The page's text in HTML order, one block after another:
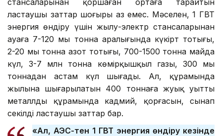
ластаушы заттар шоғыры аз емес. Мәселен, 1 ГВТ
энергия өндіру үшін жылу-электр стансаларынан
ауаға 7-120 мың тонна аралығында күкірт тотығы,
2-20 мың тонна азот тотығы, 700-1500 тонна майда
күл, 3-7 млн тонна көмірқышқыл газы, 300 мың
тоннадан астам күл шығады. Ал, құрамында
жылына шығарылатын 400 тоннаға жуық уытты
металлдың құрамында кадмий, қорғасын, сынап
секілді ластаушы заттар бар.
«Ал, АЭС-тен 1 ГВТ энергия өндіру кезінде